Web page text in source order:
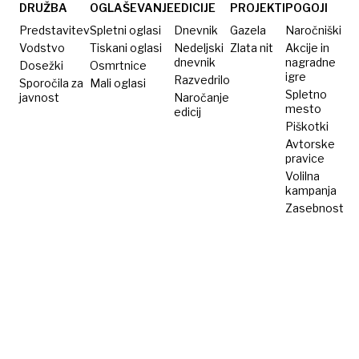
italijanska
iznajdba
DRUŽBA
Predstavitev
Vodstvo
Dosežki
Sporočila za
javnost
OGLAŠEVANJE
Spletni oglasi
Tiskani oglasi
Osmrtnice
Mali oglasi
EDICIJE
Dnevnik
Nedeljski
dnevnik
Razvedrilo
Naročanje
edicij
PROJEKTI
Gazela
Zlata nit
POGOJI
Naročniški
Akcije in
nagradne
igre
Spletno
mesto
Piškotki
Avtorske
pravice
Volilna
kampanja
Zasebnost